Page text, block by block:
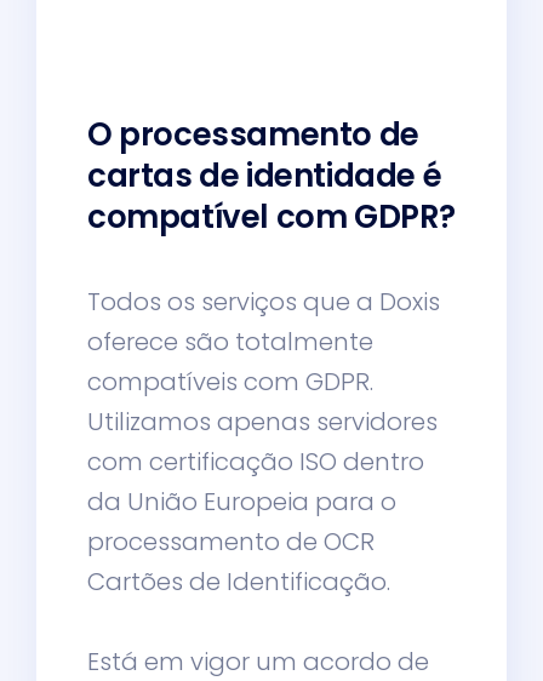
O processamento de
cartas de identidade é
compatível com GDPR?
Todos os serviços que a Doxis
oferece são totalmente
compatíveis com GDPR.
Utilizamos apenas servidores
com certificação ISO dentro
da União Europeia para o
processamento de OCR
Cartões de Identificação.
Está em vigor um acordo de